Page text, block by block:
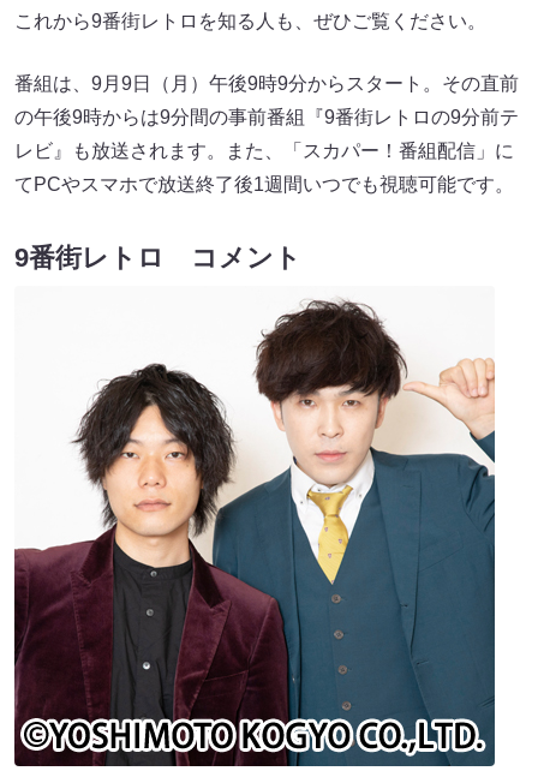
これから9番街レトロを知る人も、ぜひご覧ください。
番組は、9月9日（月）午後9時9分からスタート。その直前
の午後9時からは9分間の事前番組『9番街レトロの9分前テ
レビ』も放送されます。また、「スカパー！番組配信」に
てPCやスマホで放送終了後1週間いつでも視聴可能です。
9番街レトロ コメント